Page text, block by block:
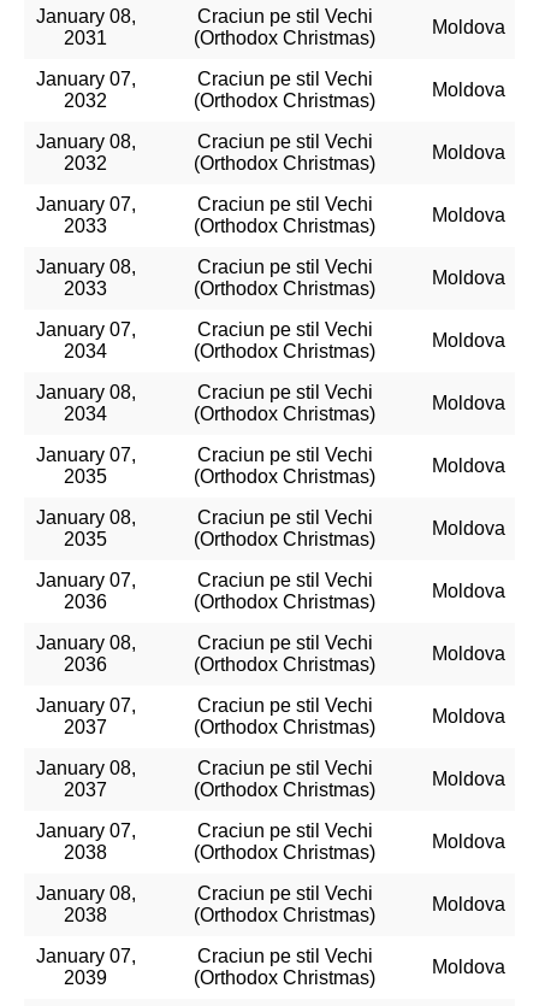
January 08,
2031
Craciun pe stil Vechi
(Orthodox Christmas)
Moldova
January 07,
2032
Craciun pe stil Vechi
(Orthodox Christmas)
Moldova
January 08,
2032
Craciun pe stil Vechi
(Orthodox Christmas)
Moldova
January 07,
2033
Craciun pe stil Vechi
(Orthodox Christmas)
Moldova
January 08,
2033
Craciun pe stil Vechi
(Orthodox Christmas)
Moldova
January 07,
2034
Craciun pe stil Vechi
(Orthodox Christmas)
Moldova
January 08,
2034
Craciun pe stil Vechi
(Orthodox Christmas)
Moldova
January 07,
2035
Craciun pe stil Vechi
(Orthodox Christmas)
Moldova
January 08,
2035
Craciun pe stil Vechi
(Orthodox Christmas)
Moldova
January 07,
2036
Craciun pe stil Vechi
(Orthodox Christmas)
Moldova
January 08,
2036
Craciun pe stil Vechi
(Orthodox Christmas)
Moldova
January 07,
2037
Craciun pe stil Vechi
(Orthodox Christmas)
Moldova
January 08,
2037
Craciun pe stil Vechi
(Orthodox Christmas)
Moldova
January 07,
2038
Craciun pe stil Vechi
(Orthodox Christmas)
Moldova
January 08,
2038
Craciun pe stil Vechi
(Orthodox Christmas)
Moldova
January 07,
2039
Craciun pe stil Vechi
(Orthodox Christmas)
Moldova